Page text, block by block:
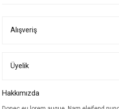
Ürün bilgilerinde hatalar bulunuyor.
Bu ürüne benzer farklı alternatifler
Alışveriş
Üyelik
Hakkımızda